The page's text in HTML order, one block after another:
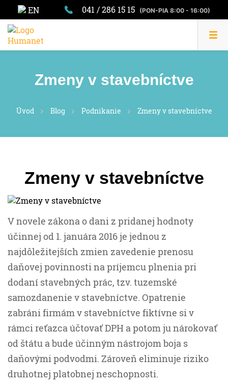
EN 041 / 286 15 15 (PON-PIA 8:00 - 16:00)
Zmeny v stavebníctve
Úvod Blog Podnikanie Zmeny v stavebníctve
Zmeny v stavebníctve
V novele zákona o dani z pridanej hodnoty
účinnej od 1. januára 2016 je jednou z
najdôležitejších zmien zavedenie prenosu
daňovej povinnosti na príjemcu plnenia pri
dodaní stavebných prác, tzv. tuzemské
samozdanenie v stavebníctve. Opatrenie
zabráni firmám v stavebníctve fiktívne si v
rámci reťazca účtovať DPH a potom ju nárokovať
od štátu a bude účinným nástrojom boja s
daňovými podvodmi. Zároveň eliminuje riziko
druhotnej platobnej neschopnosti.